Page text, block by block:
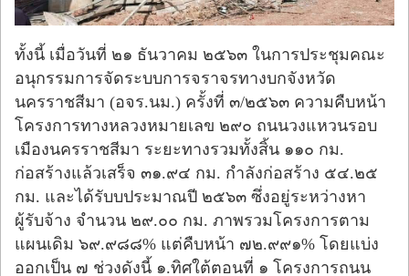
ทั้งนี้ เมื่อวันที่ ๒๑ ธันวาคม ๒๕๖๓ ในการประชุมคณะ
อนุกรรมการจัดระบบการจราจรทางบกจังหวัด
นครราชสีมา (อจร.นม.) ครั้งที่ ๓/๒๕๖๓ ความคืบหน้า
โครงการทางหลวงหมายเลข ๒๙๐ ถนนวงแหวนรอบ
เมืองนครราชสีมา ระยะทางรวมทั้งสิ้น ๑๑๐ กม.
ก่อสร้างแล้วเสร็จ ๓๑.๙๔ กม. กำลังก่อสร้าง ๕๔.๒๕
กม. และได้รับบประมาณปี ๒๕๖๓ ซึ่งอยู่ระหว่างหา
ผู้รับจ้าง จำนวน ๒๙.๐๐ กม. ภาพรวมโครงการตาม
แผนเดิม ๖๙.๙๘๘% แต่คืบหน้า ๗๒.๙๙๑% โดยแบ่ง
ออกเป็น ๗ ช่วงดังนี้ ๑.ทิศใต้ตอนที่ ๑ โครงการถนน